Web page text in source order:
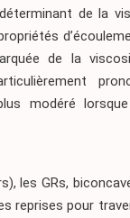
de la
de la
modéré
les GRs,
reprises pour